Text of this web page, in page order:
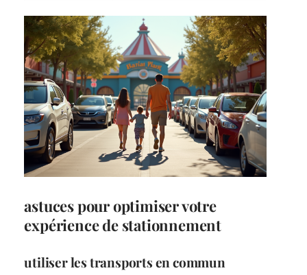
astuces pour optimiser votre
expérience de stationnement
utiliser les transports en commun